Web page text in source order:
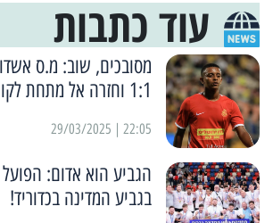
עוד כתבות
מסובכים, שוב: מ.ס
1:1 וחזרה אל מתחת לקו האדום
22:05 | 29/03/2025
הגביע הוא אדום:
בגביע המדינה בכדוריד!